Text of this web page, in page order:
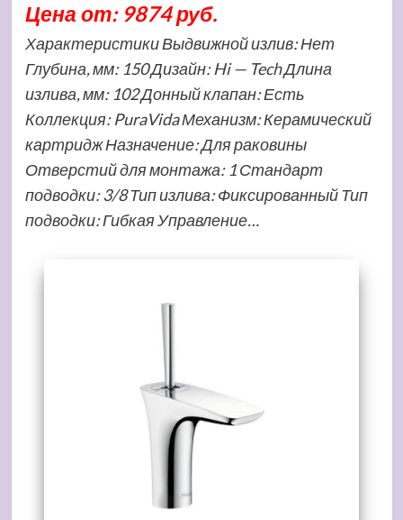
Цена от: 9874 руб.
Характеристики Выдвижной излив: Нет
Глубина, мм: 150 Дизайн: Hi — Tech Длина
излива, мм: 102 Донный клапан: Есть
Коллекция: PuraVida Механизм: Керамический
картридж Назначение: Для раковины
Отверстий для монтажа: 1 Стандарт
подводки: 3/8 Тип излива: Фиксированный Тип
подводки: Гибкая Управление…